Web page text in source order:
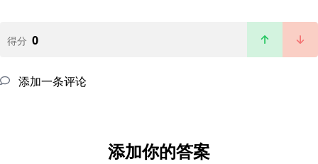
得分 0
添加一条评论
添加你的答案